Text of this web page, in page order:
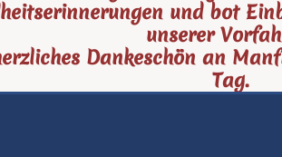
und bot
unserer
Dankeschön an
Tag.